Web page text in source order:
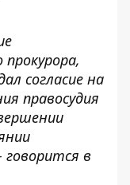
согласие на
правосудия
говорится в